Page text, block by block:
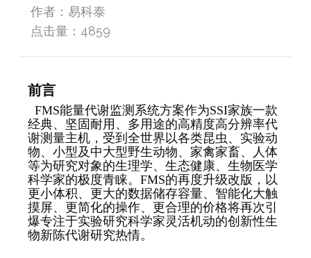
作者：易科泰
点击量： 4859
前言
FMS能量代谢监测系统方案作为SSI家族一款
经典、坚固耐用、多用途的高精度高分辨率代
谢测量主机，受到全世界以各类昆虫、实验动
物、小型及中大型野生动物、家禽家畜、人体
等为研究对象的生理学、生态健康、生物医学
科学家的极度青睐。FMS的再度升级改版，以
更小体积、更大的数据储存容量、智能化大触
摸屏、更简化的操作、更合理的价格将再次引
爆专注于实验研究科学家灵活机动的创新性生
物新陈代谢研究热情。